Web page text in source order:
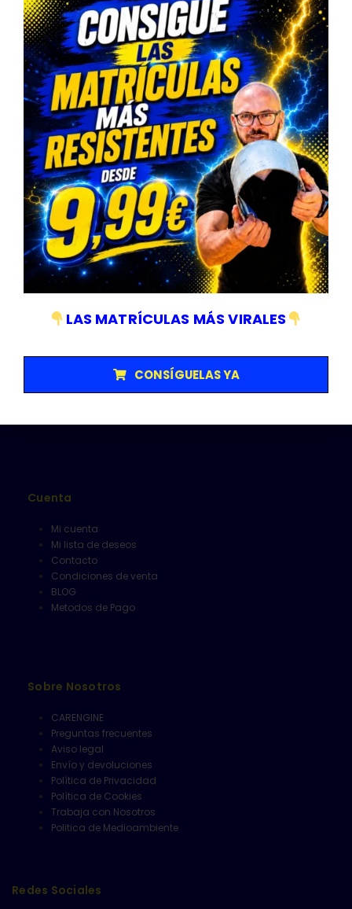
Contáctanos
678983500
Horario Atención Telefónica
L-V: 9:00-14:30
Empresa sujeta a normativa ISO 9001/14001
Categorías
Matriculas
Senalización y V16
Cuenta
Mi cuenta
Mi lista de deseos
Contacto
Condiciones de venta
BLOG
Metodos de Pago
Sobre Nosotros
CARENGINE
Preguntas frecuentes
Aviso legal
Envío y devoluciones
Política de Privacidad
Política de Cookies
Trabaja con Nosotros
Politica de Medioambiente
Redes Sociales
LAS MATRÍCULAS MÁS VIRALES
CONSÍGUELAS YA